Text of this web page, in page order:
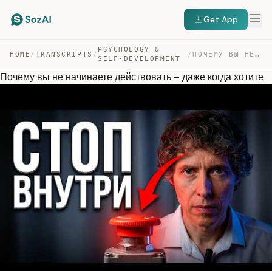
Get App
HOME / TRANSCRIPTS /
PSYCHOLOGY &
SELF-DEVELOPMENT
/ ПОЧЕМУ ВЫ НЕ НАЧИНАЕТЕ ДЕЙСТВОВАТЬ – ДАЖЕ КОГДА ХОТИТЕ — TRANSCRIPT
Почему вы не начинаете действовать – даже когда хотите